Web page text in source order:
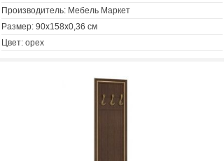
Производитель: Мебель Маркет
Размер: 90х158х0,36 см
Цвет: орех